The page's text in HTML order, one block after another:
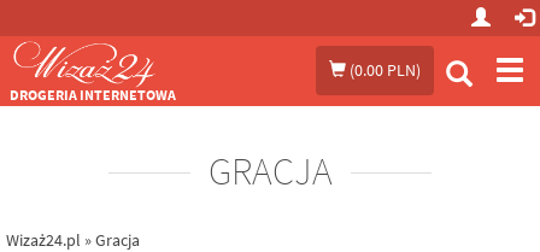
(0.00 PLN)
DROGERIA INTERNETOWA
GRACJA
Wizaż24.pl »Gracja